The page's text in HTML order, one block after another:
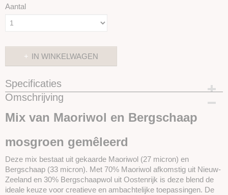
Aantal
IN WINKELWAGEN
Specificaties
Productcode
Omschrijving
Mix van Maoriwol en Bergschaap
mosgroen gemêleerd
Deze mix bestaat uit gekaarde Maoriwol (27 micron) en
Bergschaap (33 micron). Met 70% Maoriwol afkomstig uit Nieuw-
Zeeland en 30% Bergschaapwol uit Oostenrijk is deze blend de
ideale keuze voor creatieve en ambachtelijke toepassingen. De